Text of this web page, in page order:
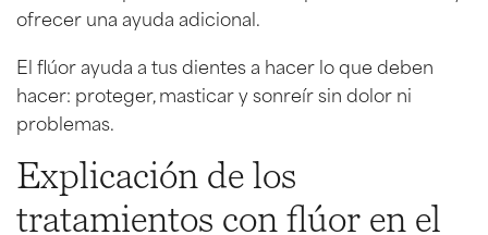
ofrecer una ayuda adicional.
El flúor ayuda a tus dientes a hacer lo que deben
hacer: proteger, masticar y sonreír sin dolor ni
problemas.
Explicación de los
tratamientos con flúor en el